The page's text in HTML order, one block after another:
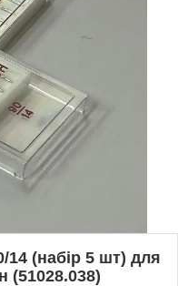
14 (набір 5 шт) для
(51028.038)